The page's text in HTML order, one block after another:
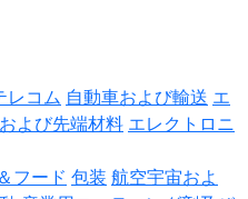
レコム 自動車および輸送 エ
よび先端材料 エレクトロニ
フード 包装 航空宇宙およ